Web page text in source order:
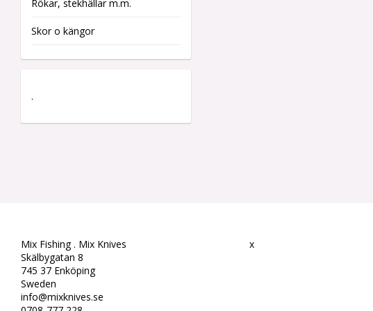
Rökar, stekhällar m.m.
Skor o kängor
.
Mix Fishing . Mix Knives
Skälbygatan 8
745 37 Enköping
Sweden
info@mixknives.se
x